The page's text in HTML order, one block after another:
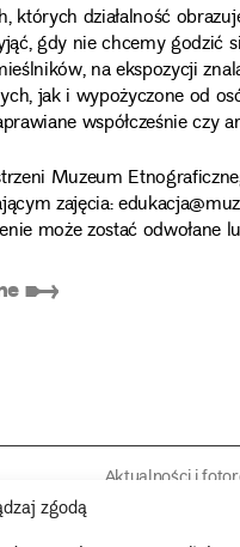
zgodą
których działalność
gdy nie chcemy
na ekspozycji
jak i wypożyczone od
współcześnie czy
Muzeum
zajęcia:
może zostać odwołane
➸
Aktualności i